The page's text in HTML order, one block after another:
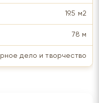
19.5 м2
78 м
дело и творчество